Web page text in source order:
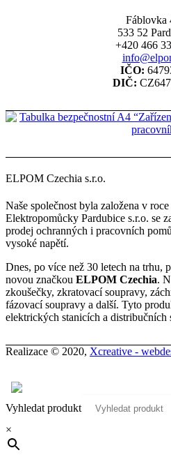
Fáblovka
533 52
+420 466
IČO:
DIČ:
ELPOM Czechia s.r.o.
Naše společnost byla založena v
Elektropomůcky Pardubice s.r.o. se
prodej ochranných i pracovních
vysoké napětí.
Dnes, po více než 30 letech na trhu,
novou značkou ELPOM Czechia.
zkoušečky, zkratovací soupravy,
fázovací soupravy a další. Tyto
elektrických stanicích a distribučních
Realizace © 2020, Xcreative -
Vyhledat produkt
×